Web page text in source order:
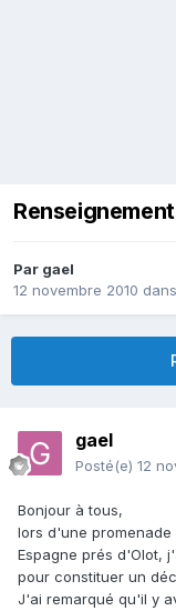
Par gael
12 novembre 2010 dans
gael
Posté(e) 12
Bonjour à tous,
lors d'une
Espagne prés d'Olot,
pour constituer un
J'ai remarqué qu'il y